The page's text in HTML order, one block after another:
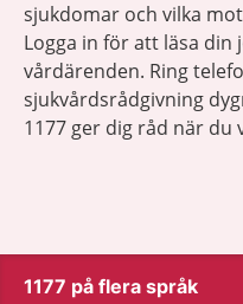
sjukdomar och vilka
Logga in för att läsa
vårdärenden. Ring
sjukvårdsrådgivning
1177 ger dig råd när du
1177 på flera språk